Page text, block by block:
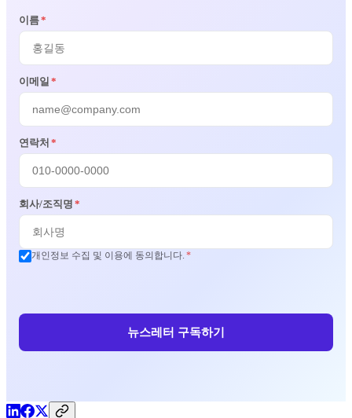
이름*
이메일 *
연락처 *
회사/조직명 *
개인정보 수집 및 이용에 동의합니다. *
뉴스레터 구독하기